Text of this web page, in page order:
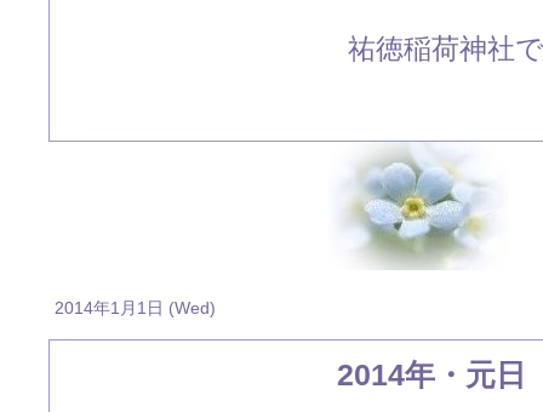
祐徳稲荷神社
2014年1月1日 (Wed)
2014年・元日